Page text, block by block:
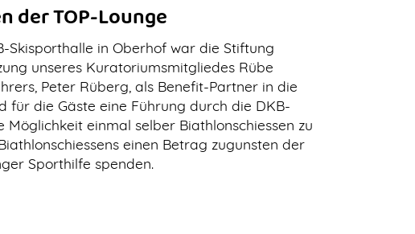
der TOP-Lounge
Skisporthalle in Oberhof war die Stiftung
unseres Kuratoriumsmitgliedes Rübe
Peter Rüberg, als Benefit-Partner in die
die Gäste eine Führung durch die DKB-
einmal selber Biathlonschiessen zu
einen Betrag zugunsten der
Sporthilfe spenden.